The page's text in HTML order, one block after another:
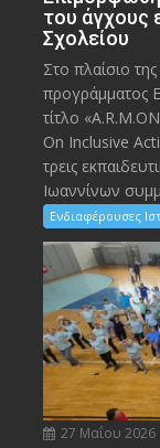
του άγχους
Σχολείου
Στο πλαίσιο
προγράμματος
τίτλο
On Inclusive
τρεις
Ιωαννίνων
Ενδιαφέρουσες
27 Μαΐου 2026